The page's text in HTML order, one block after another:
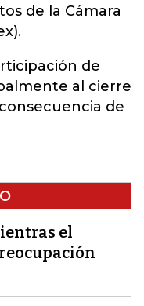
de la Cámara
de
al cierre
de
el